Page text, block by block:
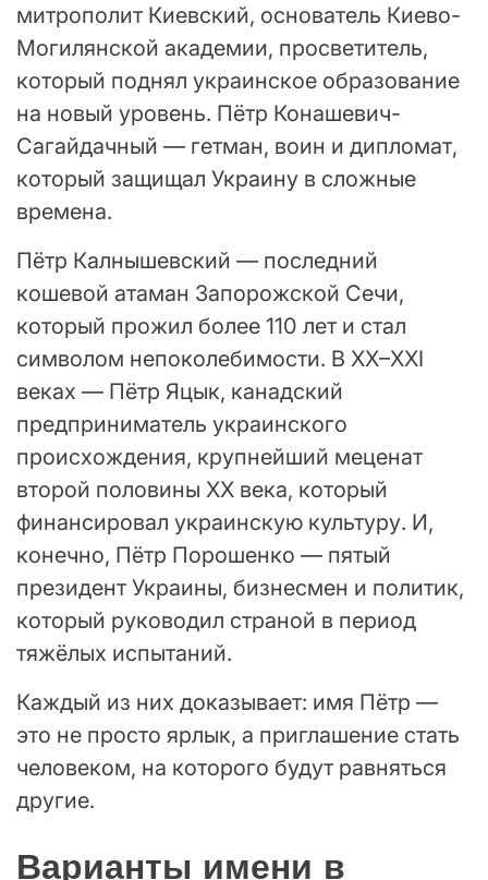
митрополит Киевский, основатель Киево-
Могилянской академии, просветитель,
который поднял украинское образование
на новый уровень. Пётр Конашевич-
Сагайдачный — гетман, воин и дипломат,
который защищал Украину в сложные
времена.
Пётр Калнышевский — последний
кошевой атаман Запорожской Сечи,
который прожил более 110 лет и стал
символом непоколебимости. В XX–XXI
веках — Пётр Яцык, канадский
предприниматель украинского
происхождения, крупнейший меценат
второй половины XX века, который
финансировал украинскую культуру. И,
конечно, Пётр Порошенко — пятый
президент Украины, бизнесмен и политик,
который руководил страной в период
тяжёлых испытаний.
Каждый из них доказывает: имя Пётр —
это не просто ярлык, а приглашение стать
человеком, на которого будут равняться
другие.
Варианты имени в